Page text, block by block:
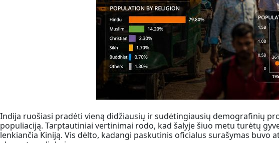
Indija ruošiasi pradėti vieną didžiausių ir sudėtingiausių demografinių
populiaciją. Tarptautiniai vertinimai rodo, kad šalyje šiuo metu turėtų
lenkiančia Kiniją. Vis dėlto, kadangi paskutinis oficialus surašymas